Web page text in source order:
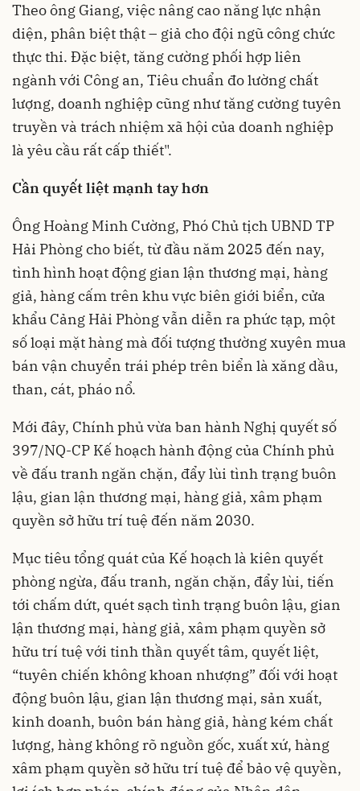
Theo ông Giang, việc nâng cao năng lực nhận
diện, phân biệt thật – giả cho đội ngũ công chức
thực thi. Đặc biệt, tăng cường phối hợp liên
ngành với Công an, Tiêu chuẩn đo lường chất
lượng, doanh nghiệp cũng như tăng cường tuyên
truyền và trách nhiệm xã hội của doanh nghiệp
là yêu cầu rất cấp thiết".
Cần quyết liệtmạnh tay hơn
Ông Hoàng Minh Cường, Phó Chủ tịch UBND TP
Hải Phòng cho biết, từ đầu năm 2025 đến nay,
tình hình hoạt động gian lận thương mại, hàng
giả, hàng cấm trên khu vực biên giới biển, cửa
khẩu Cảng Hải Phòng vẫn diễn ra phức tạp, một
số loại mặt hàng mà đối tượng thường xuyên mua
bán vận chuyển trái phép trên biển là xăng dầu,
than, cát, pháo nổ.
Mới đây, Chính phủ vừa ban hành Nghị quyết số
397/NQ-CP Kế hoạch hành động của Chính phủ
về đấu tranh ngăn chặn, đẩy lùi tình trạng buôn
lậu, gian lận thương mại, hàng giả, xâm phạm
quyền sở hữu trí tuệ đến năm 2030.
Mục tiêu tổng quát của Kế hoạch là kiên quyết
phòng ngừa, đấu tranh, ngăn chặn, đẩy lùi, tiến
tới chấm dứt, quét sạch tình trạng buôn lậu, gian
lận thương mại, hàng giả, xâm phạm quyền sở
hữu trí tuệ với tinh thần quyết tâm, quyết liệt,
“tuyên chiến không khoan nhượng” đối với hoạt
động buôn lậu, gian lận thương mại, sản xuất,
kinh doanh, buôn bán hàng giả, hàng kém chất
lượng, hàng không rõ nguồn gốc, xuất xứ, hàng
xâm phạm quyền sở hữu trí tuệ để bảo vệ quyền,